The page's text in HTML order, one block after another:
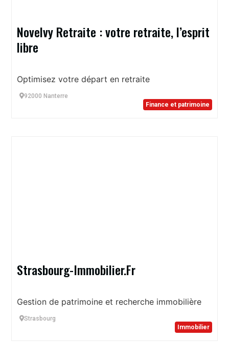
Novelvy Retraite : votre retraite, l’esprit
libre
Optimisez votre départ en retraite
92000 Nanterre
Finance et patrimoine
Strasbourg-Immobilier.Fr
Gestion de patrimoine et recherche immobilière
Strasbourg
Immobilier